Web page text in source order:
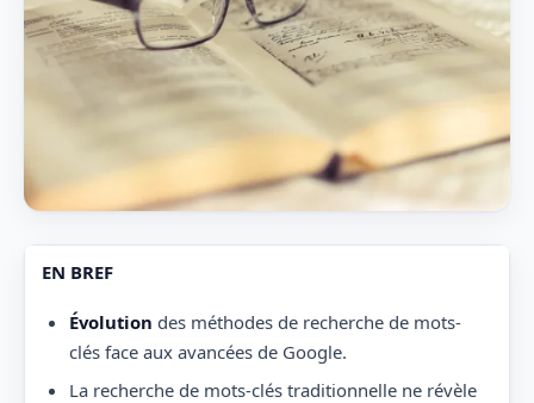
EN BREF
Évolution des méthodes de recherche de mots-
clés face aux avancées de Google.
La recherche de mots-clés traditionnelle ne révèle